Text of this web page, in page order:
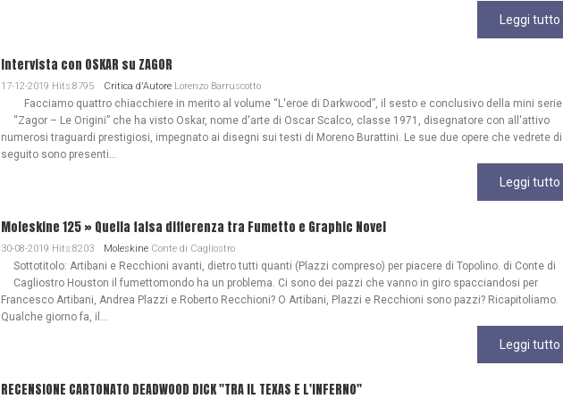
Leggi tutto
Intervista con OSKAR su ZAGOR
17-12-2019 Hits:8795 Critica d'AutoreLorenzo Barruscotto
Facciamo quattro chiacchiere in merito al volume “L'eroe di Darkwood”, il sesto e conclusivo della mini serie
“Zagor – Le Origini” che ha visto Oskar, nome d'arte di Oscar Scalco, classe 1971, disegnatore con all'attivo
numerosi traguardi prestigiosi, impegnato ai disegni sui testi di Moreno Burattini. Le sue due opere che vedrete di
seguito sono presenti...
Leggi tutto
Moleskine 125 » Quella falsa differenza tra Fumetto e Graphic Novel
30-08-2019 Hits:8203 MoleskineConte di Cagliostro
Sottotitolo: Artibani e Recchioni avanti, dietro tutti quanti (Plazzi compreso) per piacere di Topolino. di Conte di
Cagliostro Houston il fumettomondo ha un problema. Ci sono dei pazzi che vanno in giro spacciandosi per
Francesco Artibani, Andrea Plazzi e Roberto Recchioni? O Artibani, Plazzi e Recchioni sono pazzi? Ricapitoliamo.
Qualche giorno fa, il...
Leggi tutto
RECENSIONE CARTONATO DEADWOOD DICK "TRA IL TEXAS E L'INFERNO"